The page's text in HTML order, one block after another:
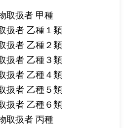
取扱者 甲種
扱者 乙種１類
扱者 乙種２類
扱者 乙種３類
扱者 乙種４類
扱者 乙種５類
扱者 乙種６類
取扱者 丙種